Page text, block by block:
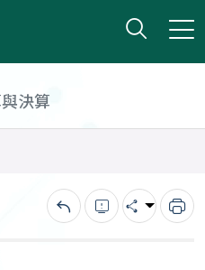
打開
小版
決算
回上一頁錯誤回報
分享 列